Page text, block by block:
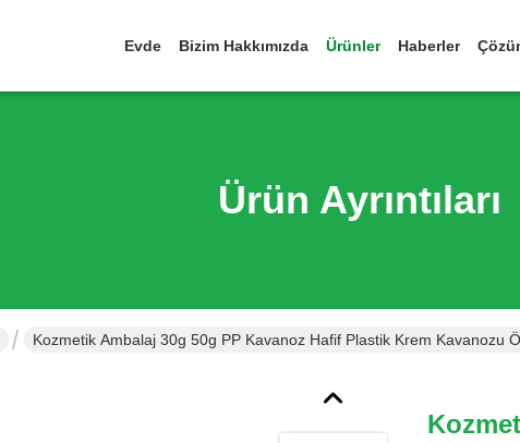
Evde Bizim Hakkımızda Ürünler Haberler
Ürün Ayrıntıları
Kozmetik Ambalaj 30g 50g PP Kavanoz Hafif Plastik Krem Kavanozu